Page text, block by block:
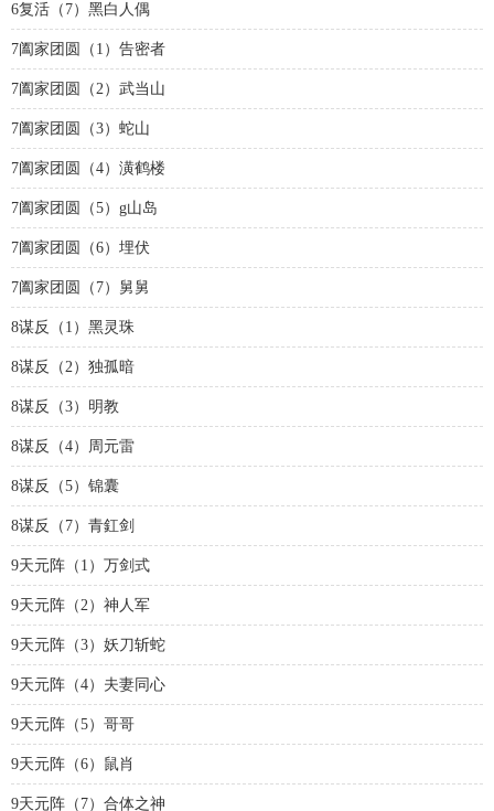
6复活（7）黑白人偶
7阖家团圆（1）告密者
7阖家团圆（2）武当山
7阖家团圆（3）蛇山
7阖家团圆（4）潢鹤楼
7阖家团圆（5）g山岛
7阖家团圆（6）埋伏
7阖家团圆（7）舅舅
8谋反（1）黑灵珠
8谋反（2）独孤暗
8谋反（3）明教
8谋反（4）周元雷
8谋反（5）锦囊
8谋反（7）青釭剑
9天元阵（1）万剑式
9天元阵（2）神人军
9天元阵（3）妖刀斩蛇
9天元阵（4）夫妻同心
9天元阵（5）哥哥
9天元阵（6）鼠肖
9天元阵（7）合体之神